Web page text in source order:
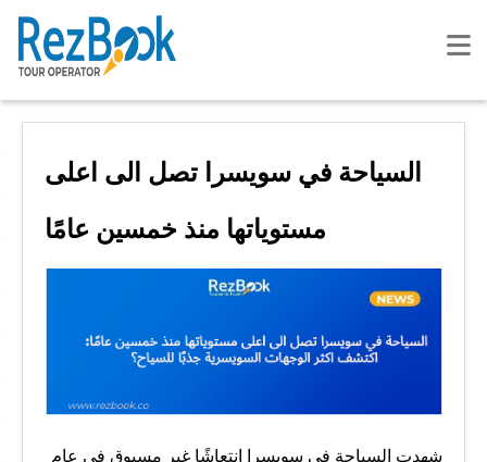
السياحة في سويسرا تصل الى اعلى
مستوياتها منذ خمسين عامًا
شهدت السياحة في سويسرا انتعاشًا غير مسبوق في عام